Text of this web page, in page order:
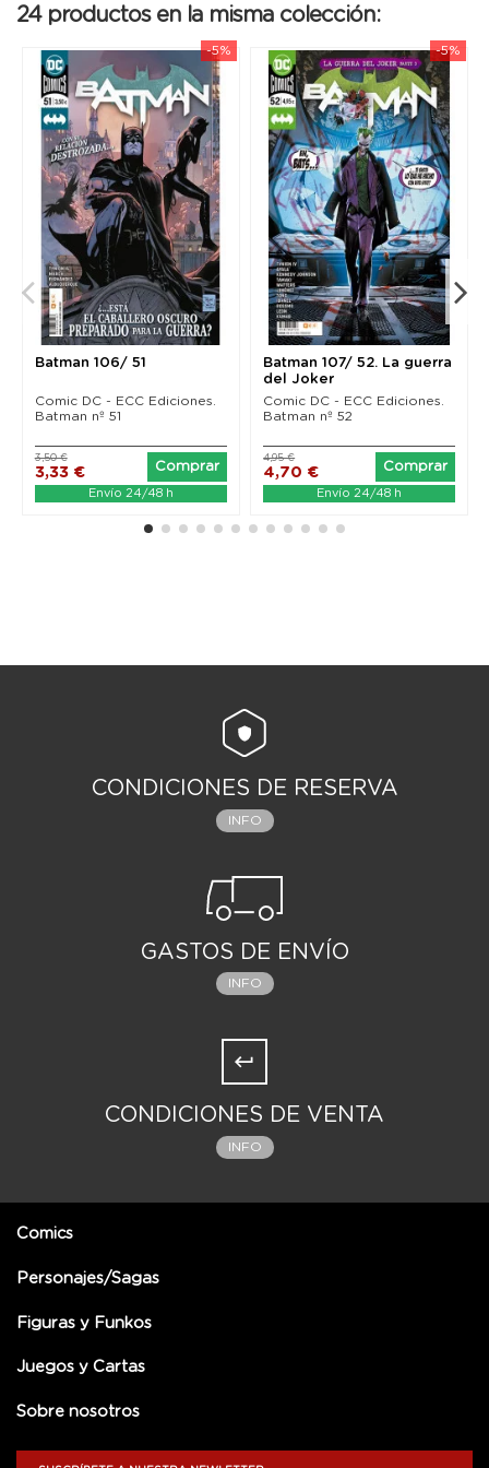
24 productos en la misma colección:
-5%
Batman 106/ 51
Comic DC - ECC Ediciones.
Batman nº 51
3,33 €
3,50 €
Comprar
Envío 24/48 h
-5%
Batman 107/ 52. La guerra
del Joker
Comic DC - ECC Ediciones.
Batman nº 52
4,70 €
4,95 €
Comprar
Envío 24/48 h
CONDICIONES DE RESERVA
INFO
GASTOS DE ENVÍO
INFO
CONDICIONES DE VENTA
INFO
Comics
Personajes/Sagas
Figuras y Funkos
Juegos y Cartas
Sobre nosotros